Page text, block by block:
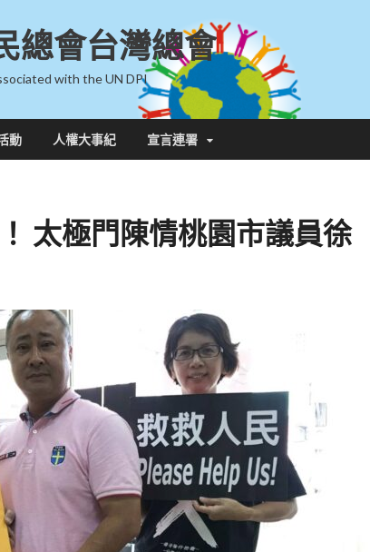
總會台灣總會
with the UN DPI
動 人權大事紀 宣言連署
太極門陳情桃園市議員徐